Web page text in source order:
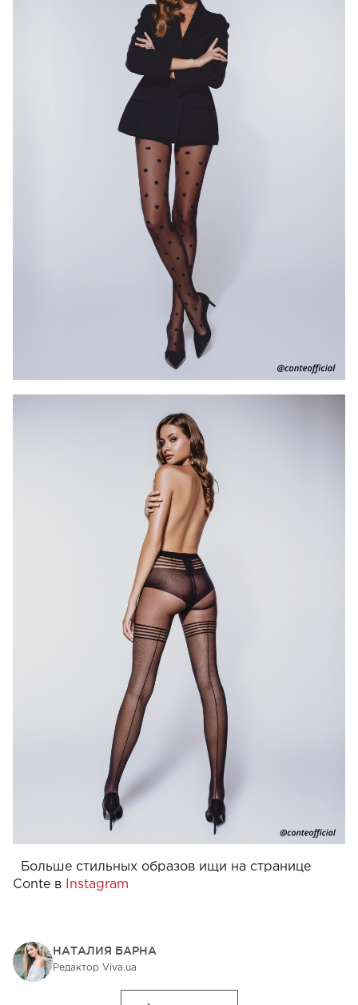
Больше стильных образов ищи на странице
Conte в
Instagram
НАТАЛИЯ БАРНА
Редактор Viva.ua